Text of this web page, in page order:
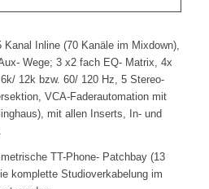
Kanal Inline (70 Kanäle im Mixdown),
Wege; 3 x2 fach EQ- Matrix, 4x
12k bzw. 60/ 120 Hz, 5 Stereo-
VCA-Faderautomation mit
mit allen Inserts, In- und
TT-Phone- Patchbay (13
komplette Studioverkabelung im